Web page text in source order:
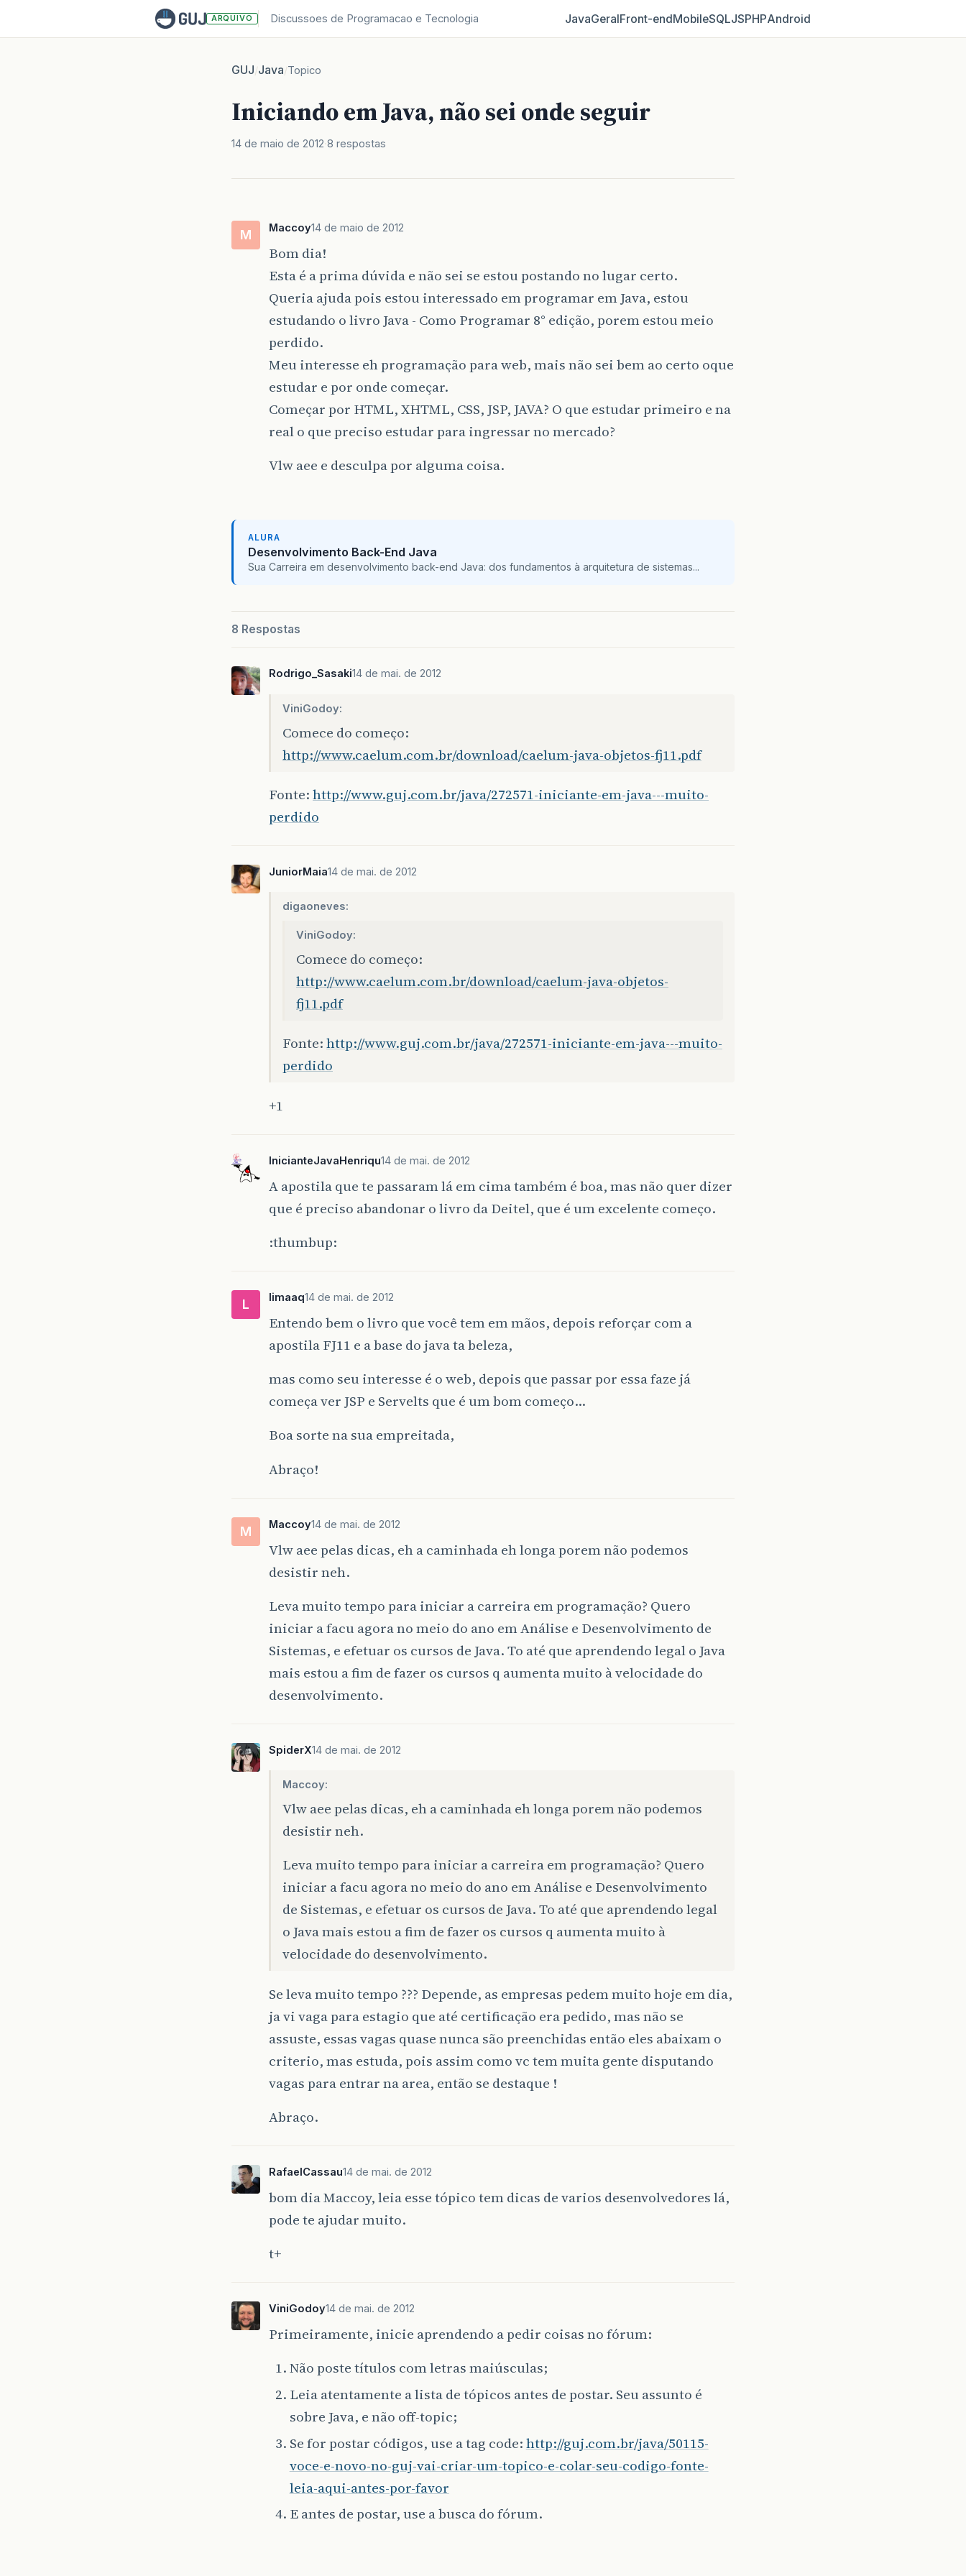
ARQUIVO Discussoes de Programacao e Tecnologia JavaGeralFront‑endMobileSQLJSPHPAndroid
GUJ/Java/Topico
Iniciando em Java, não sei onde seguir
14 de maio de 2012 8 respostas
M Maccoy14 de maio de 2012
Bom dia!
Esta é a prima dúvida e não sei se estou postando no lugar certo.
Queria ajuda pois estou interessado em programar em Java, estou
estudando o livro Java - Como Programar 8° edição, porem estou meio
perdido.
Meu interesse eh programação para web, mais não sei bem ao certo oque
estudar e por onde começar.
Começar por HTML, XHTML, CSS, JSP, JAVA? O que estudar primeiro e na
real o que preciso estudar para ingressar no mercado?
Vlw aee e desculpa por alguma coisa.
ALURA
Desenvolvimento Back-End Java
Sua Carreira em desenvolvimento back-end Java: dos fundamentos à arquitetura de sistemas...
8 Respostas
Rodrigo_Sasaki14 de mai. de 2012
ViniGodoy:
Comece do começo:
http://www.caelum.com.br/download/caelum-java-objetos-fj11.pdf
Fonte:http://www.guj.com.br/java/272571-iniciante-em-java---muito-
perdido
JuniorMaia14 de mai. de 2012
digaoneves:
ViniGodoy:
Comece do começo:
http://www.caelum.com.br/download/caelum-java-objetos-
fj11.pdf
Fonte:http://www.guj.com.br/java/272571-iniciante-em-java---muito-
perdido
+1
InicianteJavaHenriqu14 de mai. de 2012
A apostila que te passaram lá em cima também é boa, mas não quer dizer
que é preciso abandonar o livro da Deitel, que é um excelente começo.
:thumbup:
L limaaq14 de mai. de 2012
Entendo bem o livro que você tem em mãos, depois reforçar com a
apostila FJ11 e a base do java ta beleza,
mas como seu interesse é o web, depois que passar por essa faze já
começa ver JSP e Servelts que é um bom começo…
Boa sorte na sua empreitada,
Abraço!
M Maccoy14 de mai. de 2012
Vlw aee pelas dicas, eh a caminhada eh longa porem não podemos
desistir neh.
Leva muito tempo para iniciar a carreira em programação? Quero
iniciar a facu agora no meio do ano em Análise e Desenvolvimento de
Sistemas, e efetuar os cursos de Java. To até que aprendendo legal o Java
mais estou a fim de fazer os cursos q aumenta muito à velocidade do
desenvolvimento.
SpiderX14 de mai. de 2012
Maccoy:
Vlw aee pelas dicas, eh a caminhada eh longa porem não podemos
desistir neh.
Leva muito tempo para iniciar a carreira em programação? Quero
iniciar a facu agora no meio do ano em Análise e Desenvolvimento
de Sistemas, e efetuar os cursos de Java. To até que aprendendo legal
o Java mais estou a fim de fazer os cursos q aumenta muito à
velocidade do desenvolvimento.
Se leva muito tempo ??? Depende, as empresas pedem muito hoje em dia,
ja vi vaga para estagio que até certificação era pedido, mas não se
assuste, essas vagas quase nunca são preenchidas então eles abaixam o
criterio, mas estuda, pois assim como vc tem muita gente disputando
vagas para entrar na area, então se destaque !
Abraço.
RafaelCassau14 de mai. de 2012
bom dia Maccoy, leia esse tópico tem dicas de varios desenvolvedores lá,
pode te ajudar muito.
t+
ViniGodoy14 de mai. de 2012
Primeiramente, inicie aprendendo a pedir coisas no fórum:
Não poste títulos com letras maiúsculas;
Leia atentamente a lista de tópicos antes de postar. Seu assunto é
sobre Java, e não off-topic;
Se for postar códigos, use a tag code:http://guj.com.br/java/50115-
voce-e-novo-no-guj-vai-criar-um-topico-e-colar-seu-codigo-fonte-
leia-aqui-antes-por-favor
E antes de postar, use a busca do fórum.